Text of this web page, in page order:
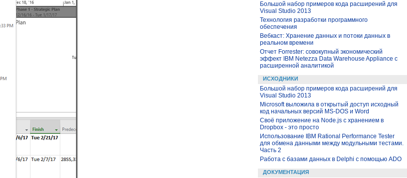
Большой набор примеров кода расширений для
Visual Studio 2013
Технология разработки программного
обеспечения
Вебкаст: Хранение данных и потоки данных в
реальном времени
Отчет Forrester: совокупный экономический
эффект IBM Netezza Data Warehouse Appliance с
расширенной аналитикой
ИСХОДНИКИ
Большой набор примеров кода расширений для
Visual Studio 2013
Microsoft выложила в открытый доступ исходный
код начальных версий MS-DOS и Word
Своё приложение на Node.js с хранением в
Dropbox - это просто
Использование IBM Rational Performance Tester
для обмена данными между модульными тестами.
Часть 2
Работа с базами данных в Delphi с помощью ADO
ДОКУМЕНТАЦИЯ